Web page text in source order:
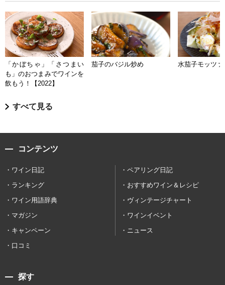
「かぼちゃ」「さつまい
も」のおつまみでワインを
飲もう！【2022】
茄子のバジル炒め 水茄子モッツァ
すべて見る
コンテンツ
ワイン日記
ペアリング日記
ランキング
おすすめワイン＆レシピ
ワイン用語辞典
ヴィンテージチャート
マガジン
ワインイベント
キャンペーン
ニュース
口コミ
探す